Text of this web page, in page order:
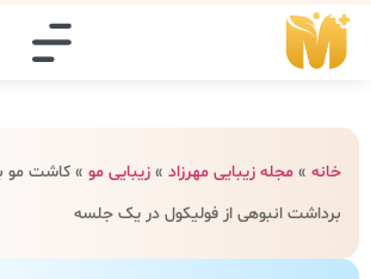
خانه » مجله زیبایی مهرزاد » زیبایی مو »
برداشت انبوهی از فولیکول در یک جلسه